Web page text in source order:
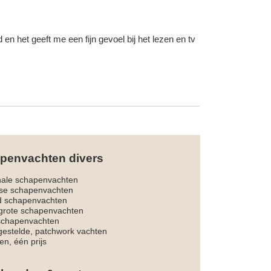
het geeft me een fijn gevoel bij het lezen en tv
divers
schapenvachten
schapenvachten
schapenvachten
schapenvachten
patchwork vachten
één prijs